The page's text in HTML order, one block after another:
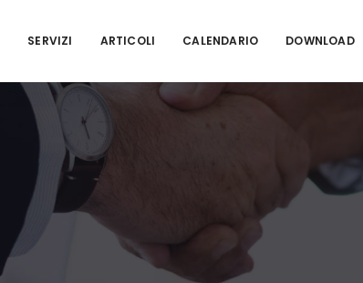
SERVIZI ARTICOLI CALENDARIO DOWNLOAD